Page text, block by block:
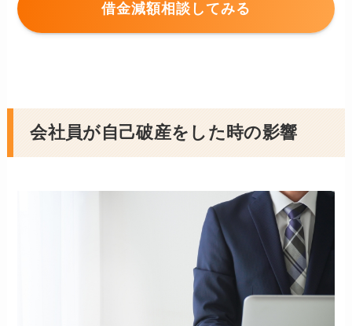
借金減額相談してみる
会社員が自己破産をした時の影響